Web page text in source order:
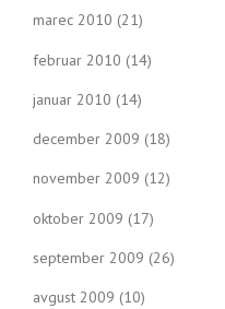
marec 2010 (21)
februar 2010 (14)
januar 2010 (14)
december 2009 (18)
november 2009 (12)
oktober 2009 (17)
september 2009 (26)
avgust 2009 (10)